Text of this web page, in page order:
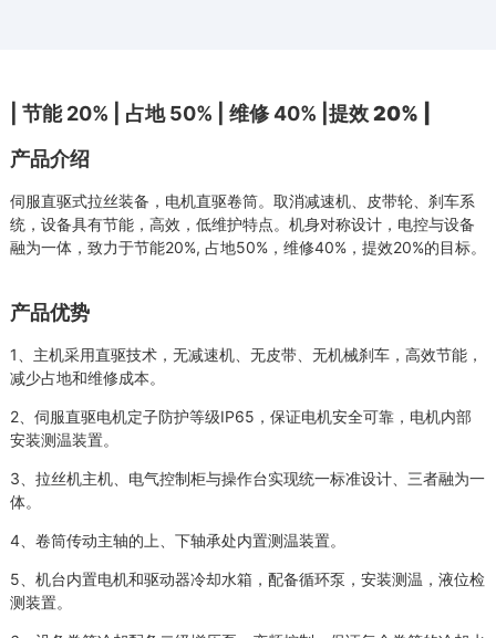
| 节能 20% | 占地 50% | 维修 40% | 提效 20% |
产品介绍
伺服直驱式拉丝装备，电机直驱卷筒。取消减速机、皮带轮、刹车系
统，设备具有节能，高效，低维护特点。机身对称设计，电控与设备
融为一体，致力于节能20%, 占地50%，维修40%，提效20%的目标。
产品优势
1、主机采用直驱技术，无减速机、无皮带、无机械刹车，高效节能，
减少占地和维修成本。
2、伺服直驱电机定子防护等级IP65，保证电机安全可靠，电机内部
安装测温装置。
3、拉丝机主机、电气控制柜与操作台实现统一标准设计、三者融为一
体。
4、卷筒传动主轴的上、下轴承处内置测温装置。
5、机台内置电机和驱动器冷却水箱，配备循环泵，安装测温，液位检
测装置。